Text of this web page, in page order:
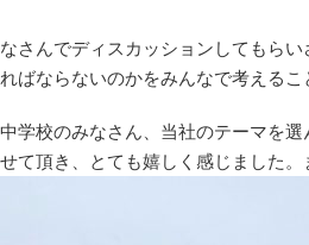
さんでディスカッションしてもら
ばならないのかをみんなで考えるこ
学校のみなさん、当社のテーマを
て頂き、とても嬉しく感じました